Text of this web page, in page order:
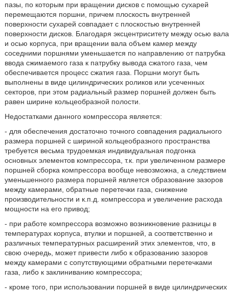
пазы, по которым при вращении дисков с помощью сухарей
перемещаются поршни, причем плоскость внутренней
поверхности сухарей совпадает с плоскостью внутренней
поверхности дисков. Благодаря эксцентриситету между осью вала
и осью корпуса, при вращении вала объем камер между
соседними поршнями уменьшается по направлению от патрубка
ввода сжимаемого газа к патрубку вывода сжатого газа, чем
обеспечивается процесс сжатия газа. Поршни могут быть
выполнены в виде цилиндрических роликов или усеченных
секторов, при этом радиальный размер поршней должен быть
равен ширине кольцеобразной полости.
Недостатками данного компрессора является:
- для обеспечения достаточно точного совпадения радиального
размера поршней с шириной кольцеобразного пространства
требуется весьма трудоемкая индивидуальная подгонка
основных элементов компрессора, т.к. при увеличенном размере
поршней сборка компрессора вообще невозможна, а следствием
уменьшенного размера поршней является образование зазоров
между камерами, обратные перетечки газа, снижение
производительности и к.п.д. компрессора и увеличение расхода
мощности на его привод;
- при работе компрессора возможно возникновение разницы в
температурах корпуса, втулки и поршней, а соответственно и
различных температурных расширений этих элементов, что, в
свою очередь, может привести либо к образованию зазоров
между камерами с сопутствующими обратными перетечками
газа, либо к заклиниванию компрессора;
- кроме того, при использовании поршней в виде цилиндрических